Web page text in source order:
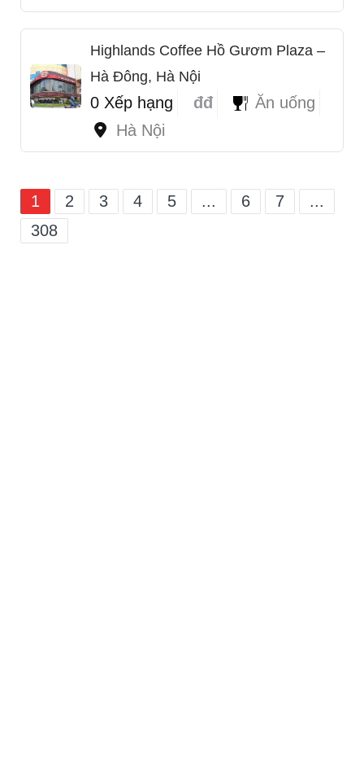
Highlands Coffee Hồ Gươm Plaza –
Hà Đông, Hà Nội
0 Xếp hạng đđ
Ăn uống
Hà Nội
1 2 3 4 5 ... 6 7
...
308